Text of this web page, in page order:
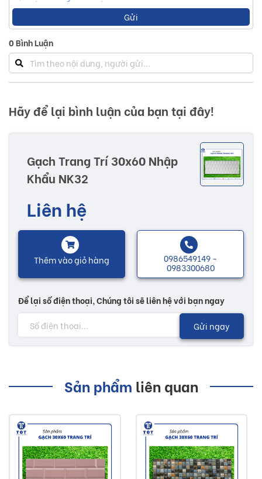
Gửi
0Bình Luận
Hãy để lại bình luận của bạn tại đây!
Gạch Trang Trí 30x60 Nhập
Khẩu NK32
Liên hệ
Thêm vào giỏ hàng 0986549149 -
0983300680
Để lại số điện thoại, Chúng tôi sẽ liên hệ với bạn ngay
Gửi ngay
Sản phẩm liên quan